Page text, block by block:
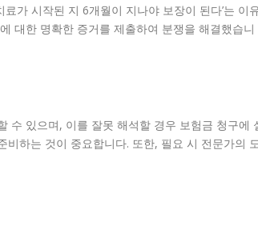
가 시작된 지 6개월이 지나야 보장이 된다’는 이
대한 명확한 증거를 제출하여 분쟁을 해결했습니
수 있으며, 이를 잘못 해석할 경우 보험금 청구에
하는 것이 중요합니다. 또한, 필요 시 전문가의 도